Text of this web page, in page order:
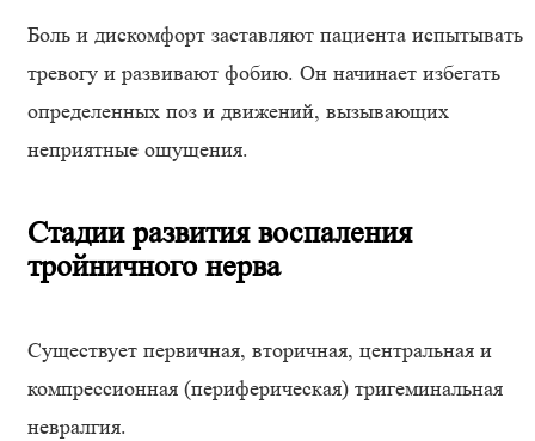
Боль и дискомфорт заставляют пациента испытывать
тревогу и развивают фобию. Он начинает избегать
определенных поз и движений, вызывающих
неприятные ощущения.
Стадии развития воспаления
тройничного нерва
Существует первичная, вторичная, центральная и
компрессионная (периферическая) тригеминальная
невралгия.